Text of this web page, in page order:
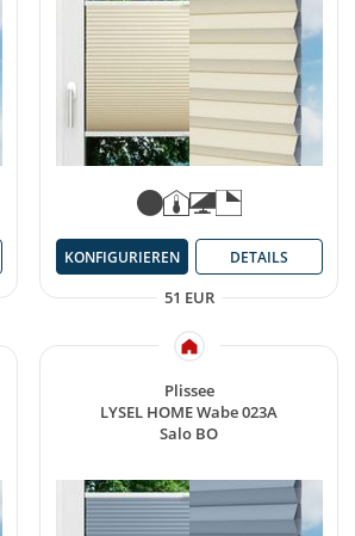
51 EUR
KONFIGURIEREN DETAILS
Plissee
LYSEL HOME Wabe 023A
Salo BO